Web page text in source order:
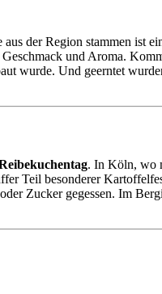
der Region stammen ist
und Aroma.
wurde. Und geerntet
. In Köln, wo
Teil besonderer
Zucker gegessen. Im